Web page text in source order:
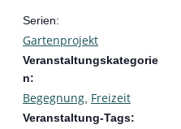
Serien:
Gartenprojekt
Veranstaltungskategorie
n:
Begegnung Freizeit
Veranstaltung-Tags: